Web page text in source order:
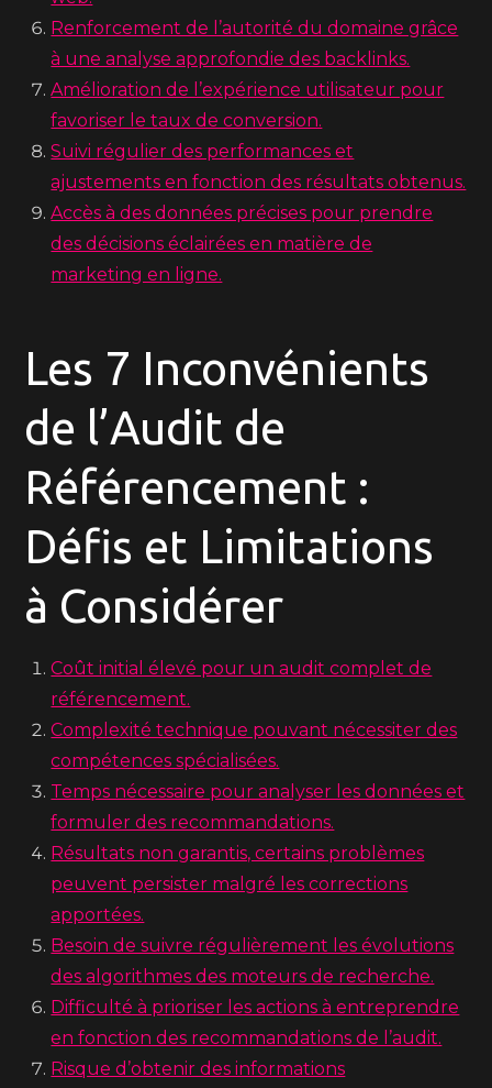
Renforcement de l’autorité du domaine grâce
à une analyse approfondie des backlinks.
Amélioration de l’expérience utilisateur pour
favoriser le taux de conversion.
Suivi régulier des performances et
ajustements en fonction des résultats obtenus.
Accès à des données précises pour prendre
des décisions éclairées en matière de
marketing en ligne.
Les 7 Inconvénients
de l’Audit de
Référencement :
Défis et Limitations
à Considérer
Coût initial élevé pour un audit complet de
référencement.
Complexité technique pouvant nécessiter des
compétences spécialisées.
Temps nécessaire pour analyser les données et
formuler des recommandations.
Résultats non garantis, certains problèmes
peuvent persister malgré les corrections
apportées.
Besoin de suivre régulièrement les évolutions
des algorithmes des moteurs de recherche.
Difficulté à prioriser les actions à entreprendre
en fonction des recommandations de l’audit.
Risque d’obtenir des informations